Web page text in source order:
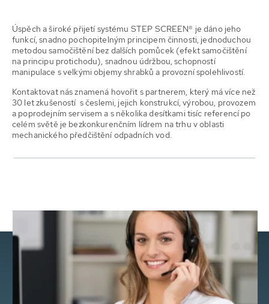
Úspěch a široké přijetí systému STEP SCREEN® je dáno jeho
funkcí, snadno pochopitelným principem činnosti, jednoduchou
metodou samočištění bez dalších pomůcek (efekt samočištění
na principu protichodu), snadnou údržbou, schopností
manipulace s velkými objemy shrabků a provozní spolehlivostí.
Kontaktovat nás znamená hovořit s partnerem, který má více než
30 let zkušeností s česlemi, jejich konstrukcí, výrobou, provozem
a poprodejním servisem a s několika desítkami tisíc referencí po
celém světě je bezkonkurenčním lídrem na trhu v oblasti
mechanického předčištění odpadních vod.